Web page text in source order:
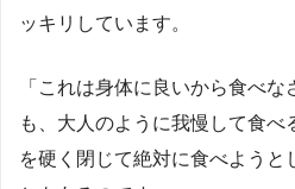
ッキリしています。
「これは身体に良いから食べ
も、大人のように我慢して食べ
を硬く閉じて絶対に食べようと